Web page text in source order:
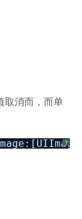
取消而，而单
?